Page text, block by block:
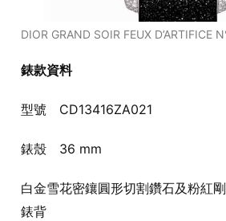
DIOR GRAND SOIR FEUX D’ARTIFICE
錶款資料
型號 CD13416ZA021
錶殼 36 mm
白金雪花密鑲圓形切割鑽石及粉紅
錶背